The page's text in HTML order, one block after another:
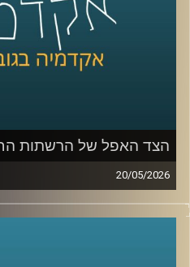
כדי להבין איך השינוי הזה
התחומים הכי רגישים
איתנו היום פרופ’ אסנת ולפיש,
בבילינסון ומשנה לדיקן בית
שנמצאת בחזית של שילוב
עבודה קלינית יומיומית בקבלת
קרדיט תמונות:AudioVersity
הצד האפל של הרשתות
20/05/2026
בשנים האחרונות, הרשתות
שמקשרת בין אנשים בעיקר